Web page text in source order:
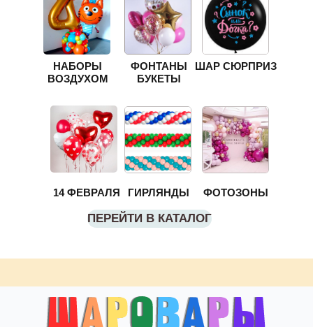
ФОНТАНЫ
БУКЕТЫ
ШАР СЮРПРИЗ
ГИРЛЯНДЫ
ПЕРЕЙТИ В КАТАЛОГ
ФОТОЗОНЫ
14 ФЕВРАЛЯ
НАБОРЫ
ВОЗДУХОМ